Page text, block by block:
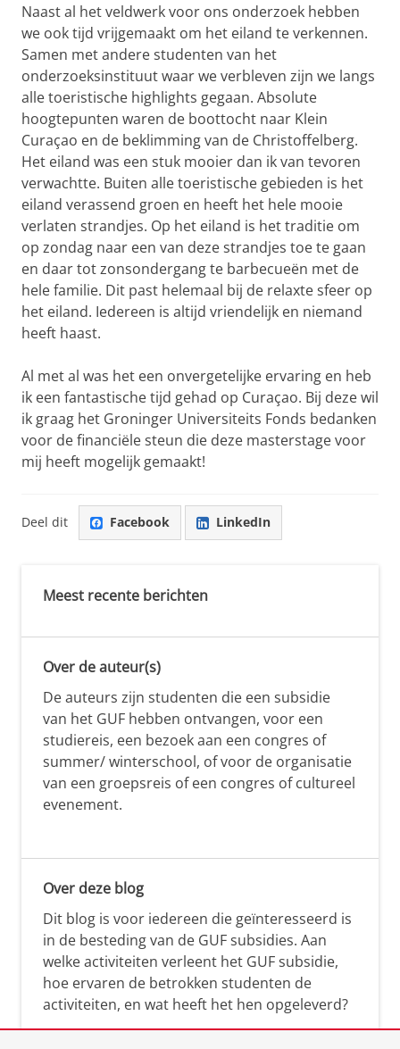
Naast al het veldwerk voor ons onderzoek hebben
we ook tijd vrijgemaakt om het eiland te verkennen.
Samen met andere studenten van het
onderzoeksinstituut waar we verbleven zijn we langs
alle toeristische highlights gegaan. Absolute
hoogtepunten waren de boottocht naar Klein
Curaçao en de beklimming van de Christoffelberg.
Het eiland was een stuk mooier dan ik van tevoren
verwachtte. Buiten alle toeristische gebieden is het
eiland verassend groen en heeft het hele mooie
verlaten strandjes. Op het eiland is het traditie om
op zondag naar een van deze strandjes toe te gaan
en daar tot zonsondergang te barbecueën met de
hele familie. Dit past helemaal bij de relaxte sfeer op
het eiland. Iedereen is altijd vriendelijk en niemand
heeft haast.
Al met al was het een onvergetelijke ervaring en heb
ik een fantastische tijd gehad op Curaçao. Bij deze wil
ik graag het Groninger Universiteits Fonds bedanken
voor de financiële steun die deze masterstage voor
mij heeft mogelijk gemaakt!
Deel dit Facebook LinkedIn
Meest recente berichten
Over de auteur(s)
De auteurs zijn studenten die een subsidie
van het GUF hebben ontvangen, voor een
studiereis, een bezoek aan een congres of
summer/ winterschool, of voor de organisatie
van een groepsreis of een congres of cultureel
evenement.
Over deze blog
Dit blog is voor iedereen die geïnteresseerd is
in de besteding van de GUF subsidies. Aan
welke activiteiten verleent het GUF subsidie,
hoe ervaren de betrokken studenten de
activiteiten, en wat heeft het hen opgeleverd?